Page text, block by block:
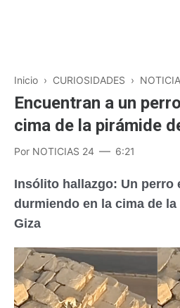
Inicio › CURIOSIDADES ›
Encuentran a un
cima de la pirámide
Por NOTICIAS 24 6:21
Insólito hallazgo: Un perro
durmiendo en la cima de
Giza